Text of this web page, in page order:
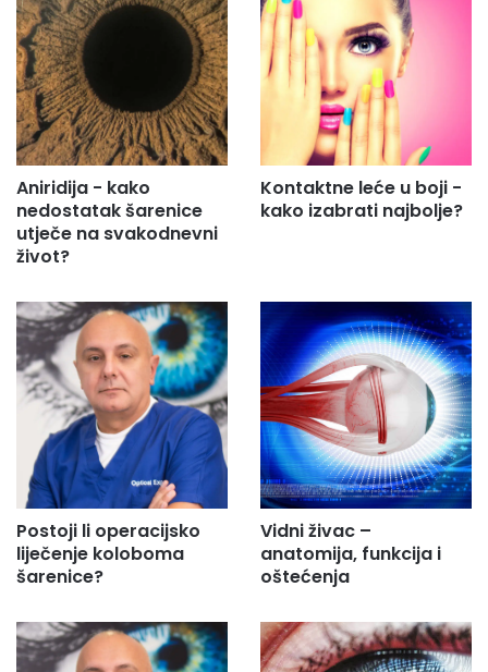
r
e
s
u
.
.
.
Aniridija - kako
nedostatak šarenice
utječe na svakodnevni
život?
Kontaktne leće u boji -
kako izabrati najbolje?
Postoji li operacijsko
liječenje koloboma
šarenice?
Vidni živac –
anatomija, funkcija i
oštećenja